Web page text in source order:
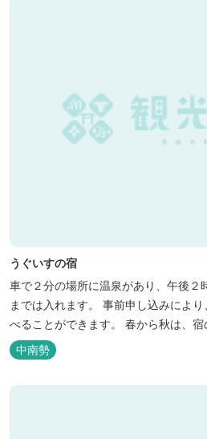
うぐいすの宿
車で２分の場所に温泉があり、午後２
までは入れます。 事前申し込みによ
べることができます。 春から秋は、
その野菜で夕食もできます。
中南勢